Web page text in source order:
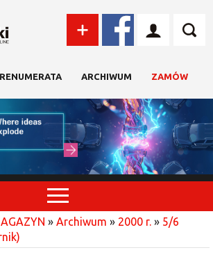
ARCHIWUM ZAMÓW
» Archiwum » 2000 r. » 5/6